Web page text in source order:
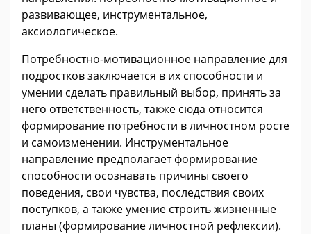
развивающее, инструментальное,
аксиологическое.
Потребностно-мотивационное направление для
подростков заключается в их способности и
умении сделать правильный выбор, принять за
него ответственность, также сюда относится
формирование потребности в личностном росте
и самоизменении. Инструментальное
направление предполагает формирование
способности осознавать причины своего
поведения, свои чувства, последствия своих
поступков, а также умение строить жизненные
планы (формирование личностной рефлексии).